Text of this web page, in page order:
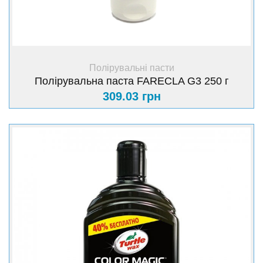
нижній частині лицьової етикетки поліролі.
+ Купити
Полірувальні пасти
Полірувальна паста FARECLA G3 250 г
309.03 грн